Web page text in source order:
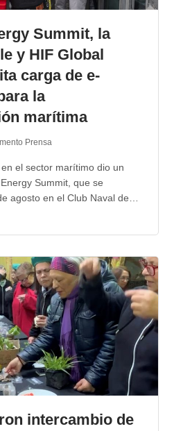
Summit, la
y HIF Global
carga de e-
la
marítima
Prensa
el sector marítimo dio un
Summit, que se
agosto en el Club Naval de…
intercambio de